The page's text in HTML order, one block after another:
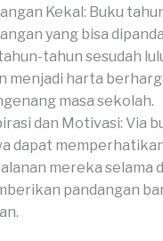
Kekal: Buku
yang bisa
tahun sesudah
menjadi harta
masa sekolah.
dan Motivasi: Via
dapat
mereka selama
pandangan